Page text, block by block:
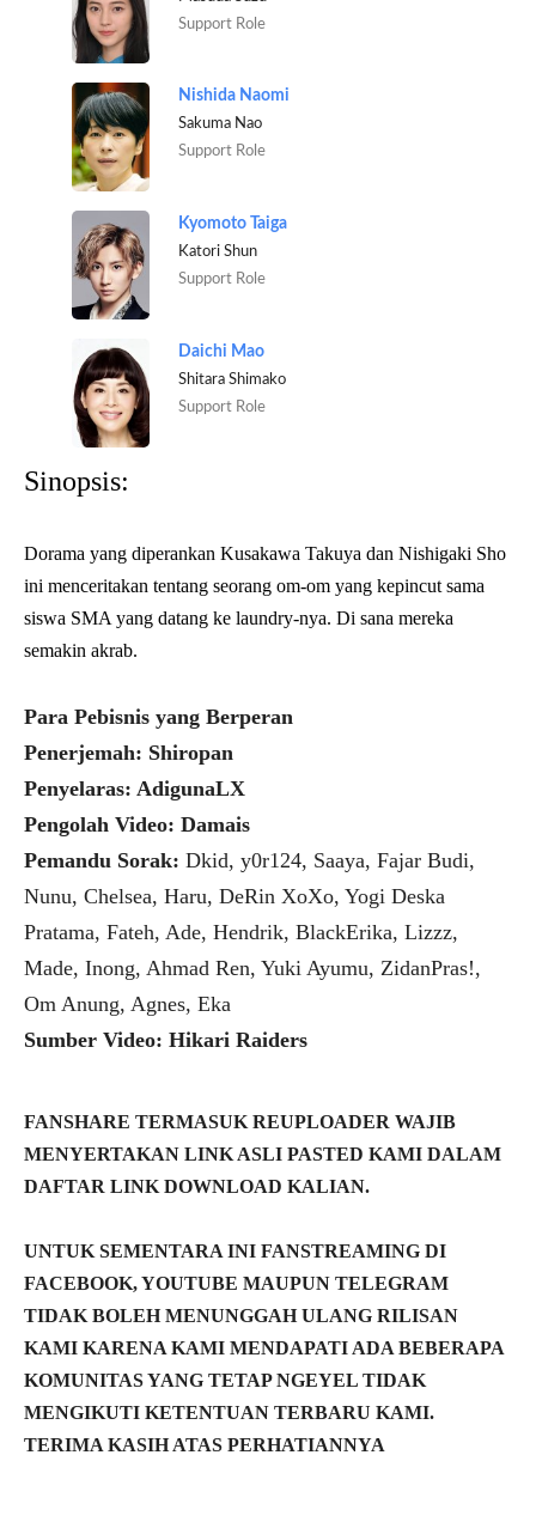
Support Role
Nishida Naomi
Sakuma Nao
Support Role
Kyomoto Taiga
Katori Shun
Support Role
Daichi Mao
Shitara Shimako
Support Role
Sinopsis:
Dorama yang diperankan Kusakawa Takuya dan Nishigaki Sho
ini menceritakan tentang seorang om-om yang kepincut sama
siswa SMA yang datang ke laundry-nya. Di sana mereka
semakin akrab.
Para Pebisnis yang Berperan
Penerjemah: Shiropan
Penyelaras: AdigunaLX
Pengolah Video: Damais
Pemandu Sorak: Dkid, y0r124, Saaya, Fajar Budi,
Nunu, Chelsea, Haru, DeRin XoXo, Yogi Deska
Pratama, Fateh, Ade, Hendrik, BlackErika, Lizzz,
Made, Inong, Ahmad Ren, Yuki Ayumu, ZidanPras!,
Om Anung, Agnes, Eka
Sumber Video: Hikari Raiders
FANSHARE TERMASUK REUPLOADER WAJIB
MENYERTAKAN LINK ASLI PASTED KAMI DALAM
DAFTAR LINK DOWNLOAD KALIAN.
UNTUK SEMENTARA INI FANSTREAMING DI
FACEBOOK, YOUTUBE MAUPUN TELEGRAM
TIDAK BOLEH MENUNGGAH ULANG RILISAN
KAMI KARENA KAMI MENDAPATI ADA BEBERAPA
KOMUNITAS YANG TETAP NGEYEL TIDAK
MENGIKUTI KETENTUAN TERBARU KAMI.
TERIMA KASIH ATAS PERHATIANNYA